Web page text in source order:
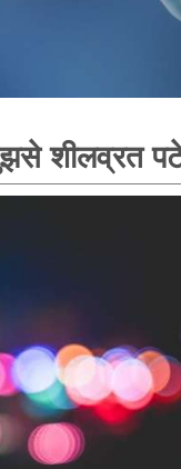
शीलव्रत